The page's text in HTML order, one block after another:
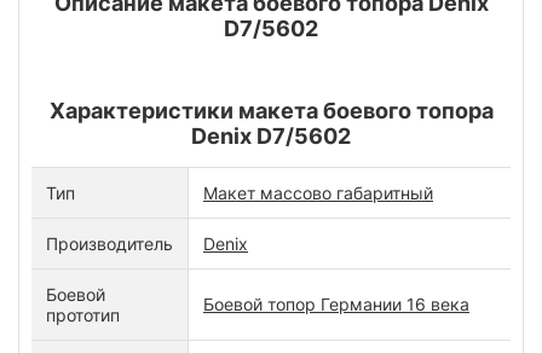
D7/5602
Характеристики макета боевого топора
Denix D7/5602
Тип Макет массово габаритный
Производитель Denix
Боевой
прототип
Боевой топор Германии 16 века